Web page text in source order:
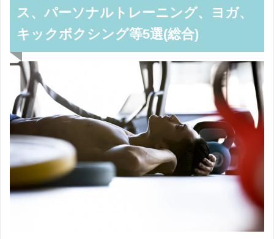
ス、パーソナルトレーニング、ヨガ、
キックボクシング等5選(総合)